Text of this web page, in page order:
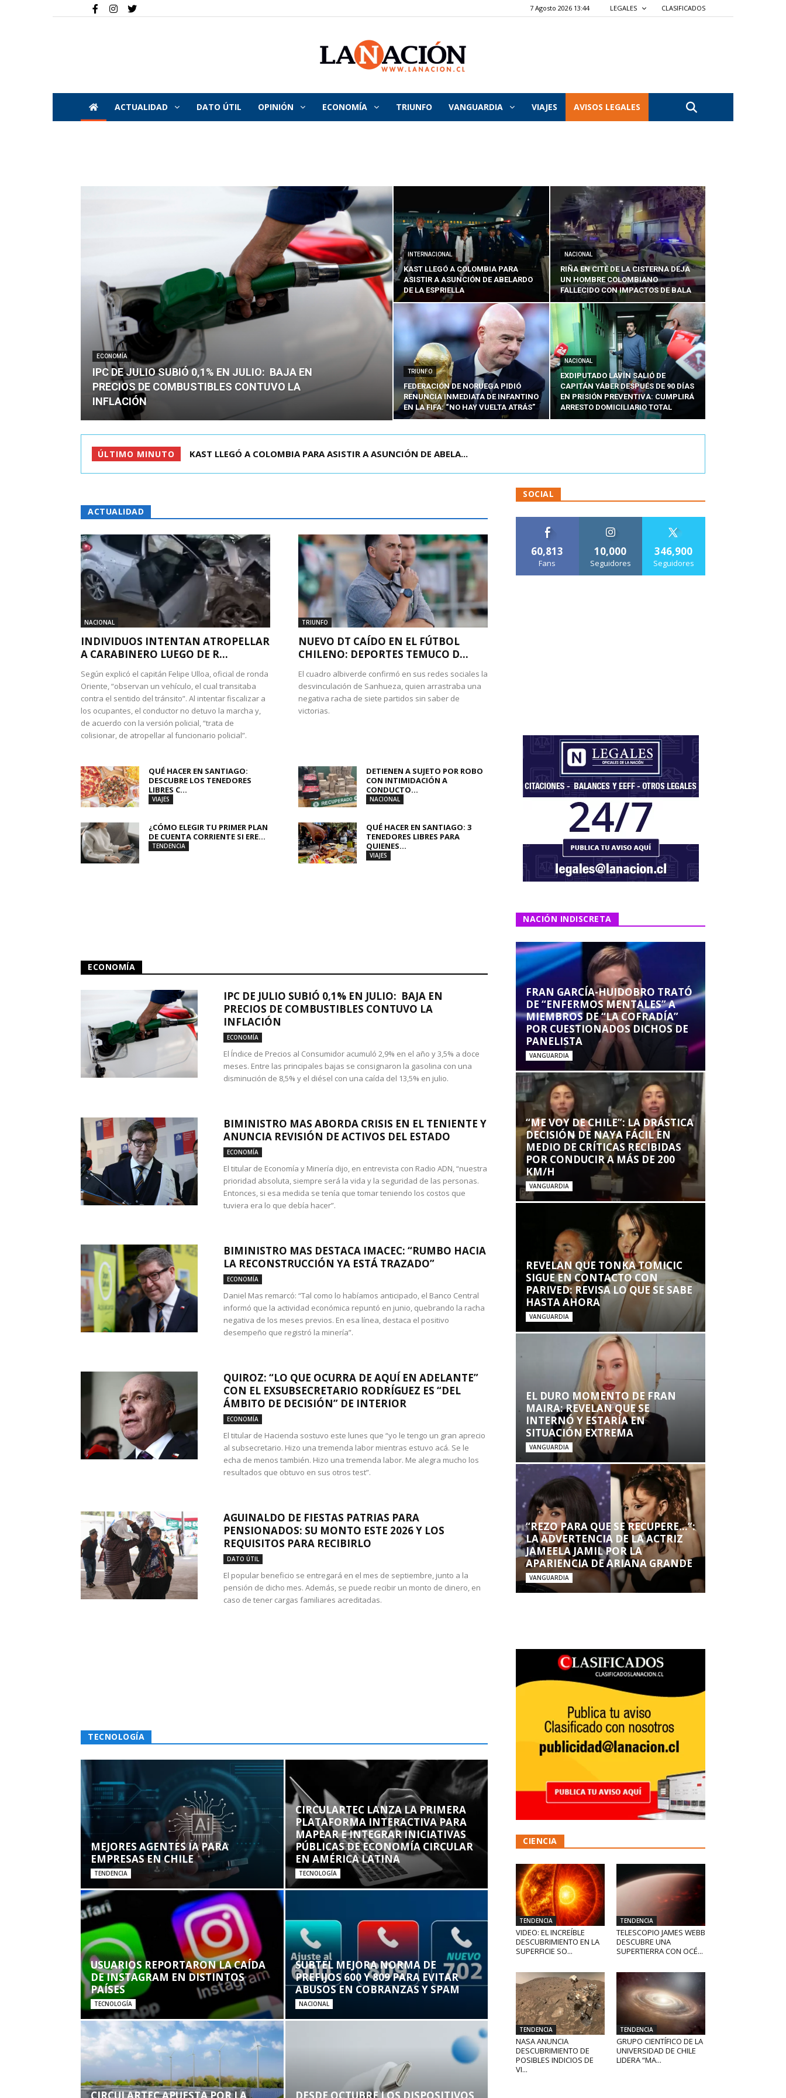
7 Agosto 2026 13:44 LEGALES CLASIFICADOS
La
Nación
ACTUALIDAD DATO ÚTIL OPINIÓN ECONOMÍA TRIUNFO VANGUARDIA VIAJES AVISOS LEGALES
ECONOMÍA
IPC DE JULIO SUBIÓ 0,1% EN JULIO: BAJA EN
PRECIOS DE COMBUSTIBLES CONTUVO LA
INFLACIÓN
INTERNACIONAL
KAST LLEGÓ A COLOMBIA PARA
ASISTIR A ASUNCIÓN DE ABELARDO
DE LA ESPRIELLA
NACIONAL
RIÑA EN CITÉ DE LA CISTERNA DEJA
UN HOMBRE COLOMBIANO
FALLECIDO CON IMPACTOS DE BALA
TRIUNFO
FEDERACIÓN DE NORUEGA PIDIÓ
RENUNCIA INMEDIATA DE INFANTINO
EN LA FIFA: “NO HAY VUELTA ATRÁS”
NACIONAL
EXDIPUTADO LAVÍN SALIÓ DE
CAPITÁN YÁBER DESPUÉS DE 90 DÍAS
EN PRISIÓN PREVENTIVA: CUMPLIRÁ
ARRESTO DOMICILIARIO TOTAL
ÚLTIMO MINUTO RIÑA EN CITÉ DE LA CISTERNA DEJA UN HOMBRE COLOMBIANO ...
ACTUALIDAD
NACIONAL
INDIVIDUOS INTENTAN ATROPELLAR
A CARABINERO LUEGO DE R...
Según explicó el capitán Felipe Ulloa, oficial de ronda
Oriente, “observan un vehículo, el cual transitaba
contra el sentido del tránsito”. Al intentar fiscalizar a
los ocupantes, el conductor no detuvo la marcha y,
de acuerdo con la versión policial, “trata de
colisionar, de atropellar al funcionario policial”.
TRIUNFO
NUEVO DT CAÍDO EN EL FÚTBOL
CHILENO: DEPORTES TEMUCO D...
El cuadro albiverde confirmó en sus redes sociales la
desvinculación de Sanhueza, quien arrastraba una
negativa racha de siete partidos sin saber de
victorias.
QUÉ HACER EN SANTIAGO:
DESCUBRE LOS TENEDORES
LIBRES C...
VIAJES
DETIENEN A SUJETO POR ROBO
CON INTIMIDACIÓN A
CONDUCTO...
NACIONAL
¿CÓMO ELEGIR TU PRIMER PLAN
DE CUENTA CORRIENTE SI ERE...
TENDENCIA
QUÉ HACER EN SANTIAGO: 3
TENEDORES LIBRES PARA
QUIENES...
VIAJES
ECONOMÍA
IPC DE JULIO SUBIÓ 0,1% EN JULIO: BAJA EN
PRECIOS DE COMBUSTIBLES CONTUVO LA
INFLACIÓN
ECONOMÍA
El Índice de Precios al Consumidor acumuló 2,9% en el año y 3,5% a doce
meses. Entre las principales bajas se consignaron la gasolina con una
disminución de 8,5% y el diésel con una caída del 13,5% en julio.
BIMINISTRO MAS ABORDA CRISIS EN EL TENIENTE Y
ANUNCIA REVISIÓN DE ACTIVOS DEL ESTADO
ECONOMÍA
El titular de Economía y Minería dijo, en entrevista con Radio ADN, “nuestra
prioridad absoluta, siempre será la vida y la seguridad de las personas.
Entonces, si esa medida se tenía que tomar teniendo los costos que
tuviera era lo que debía hacer”.
BIMINISTRO MAS DESTACA IMACEC: “RUMBO HACIA
LA RECONSTRUCCIÓN YA ESTÁ TRAZADO”
ECONOMÍA
Daniel Mas remarcó: “Tal como lo habíamos anticipado, el Banco Central
informó que la actividad económica repuntó en junio, quebrando la racha
negativa de los meses previos. En esa línea, destaca el positivo
desempeño que registró la minería”.
QUIROZ: “LO QUE OCURRA DE AQUÍ EN ADELANTE”
CON EL EXSUBSECRETARIO RODRÍGUEZ ES “DEL
ÁMBITO DE DECISIÓN” DE INTERIOR
ECONOMÍA
El titular de Hacienda sostuvo este lunes que “yo le tengo un gran aprecio
al subsecretario. Hizo una tremenda labor mientras estuvo acá. Se le
echa de menos también. Hizo una tremenda labor. Me alegra mucho los
resultados que obtuvo en sus otros test”.
AGUINALDO DE FIESTAS PATRIAS PARA
PENSIONADOS: SU MONTO ESTE 2026 Y LOS
REQUISITOS PARA RECIBIRLO
DATO ÚTIL
El popular beneficio se entregará en el mes de septiembre, junto a la
pensión de dicho mes. Además, se puede recibir un monto de dinero, en
caso de tener cargas familiares acreditadas.
TECNOLOGÍA
MEJORES AGENTES IA PARA
EMPRESAS EN CHILE
TENDENCIA
CIRCULARTEC LANZA LA PRIMERA
PLATAFORMA INTERACTIVA PARA
MAPEAR E INTEGRAR INICIATIVAS
PÚBLICAS DE ECONOMÍA CIRCULAR
EN AMÉRICA LATINA
TECNOLOGÍA
USUARIOS REPORTARON LA CAÍDA
DE INSTAGRAM EN DISTINTOS
PAÍSES
TECNOLOGÍA
SUBTEL MEJORA NORMA DE
PREFIJOS 600 Y 809 PARA EVITAR
ABUSOS EN COBRANZAS Y SPAM
NACIONAL
SOCIAL
60,813
Fans
10,000
Seguidores
346,900
Seguidores
NACIÓN INDISCRETA
FRAN GARCÍA-HUIDOBRO TRATÓ
DE “ENFERMOS MENTALES” A
MIEMBROS DE “LA COFRADÍA”
POR CUESTIONADOS DICHOS DE
PANELISTA
VANGUARDIA
“ME VOY DE CHILE”: LA DRÁSTICA
DECISIÓN DE NAYA FÁCIL EN
MEDIO DE CRÍTICAS RECIBIDAS
POR CONDUCIR A MÁS DE 200
KM/H
VANGUARDIA
REVELAN QUE TONKA TOMICIC
SIGUE EN CONTACTO CON
PARIVED: REVISA LO QUE SE SABE
HASTA AHORA
VANGUARDIA
EL DURO MOMENTO DE FRAN
MAIRA: REVELAN QUE SE
INTERNÓ Y ESTARÍA EN
SITUACIÓN EXTREMA
VANGUARDIA
“REZO PARA QUE SE RECUPERE…”:
LA ADVERTENCIA DE LA ACTRIZ
JAMEELA JAMIL POR LA
APARIENCIA DE ARIANA GRANDE
VANGUARDIA
CIENCIA
TENDENCIA
VIDEO: EL INCREÍBLE
DESCUBRIMIENTO EN LA
SUPERFICIE SO...
TENDENCIA
TELESCOPIO JAMES WEBB
DESCUBRE UNA
SUPERTIERRA CON OCÉ...
TENDENCIA
NASA ANUNCIA
DESCUBRIMIENTO DE
POSIBLES INDICIOS DE
VI...
TENDENCIA
GRUPO CIENTÍFICO DE LA
UNIVERSIDAD DE CHILE
LIDERA “MA...